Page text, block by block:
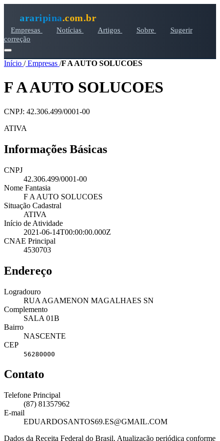
araripina.com.br
Empresas Notícias Artigos Sobre
Sugerir
correção
Início /Empresas /F A AUTO SOLUCOES
F A AUTO SOLUCOES
CNPJ: 42.306.499/0001-00
ATIVA
Informações Básicas
CNPJ
42.306.499/0001-00
Nome Fantasia
F A AUTO SOLUCOES
Situação Cadastral
ATIVA
Início de Atividade
2021-06-14T00:00:00.000Z
CNAE Principal
4530703
Endereço
Logradouro
RUA AGAMENON MAGALHAES SN
Complemento
SALA 01B
Bairro
NASCENTE
CEP
56280000
Contato
Telefone Principal
(87) 81357962
E-mail
EDUARDOSANTOS69.ES@GMAIL.COM
Dados da Receita Federal do Brasil. Atualização periódica conforme